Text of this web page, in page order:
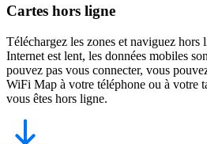
Cartes hors ligne
Téléchargez les zones et naviguez hors
Internet est lent, les données mobiles
pouvez pas vous connecter, vous
WiFi Map à votre téléphone ou à votre
vous êtes hors ligne.